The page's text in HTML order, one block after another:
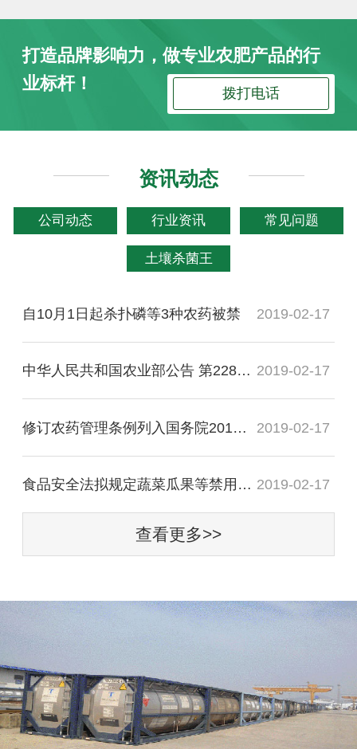
打造品牌影响力，做专业农肥产品的行
业标杆！
拨打电话
资讯动态
公司动态 行业资讯 常见问题
土壤杀菌王
自10月1日起杀扑磷等3种农药被禁 2019-02-17
中华人民共和国农业部公告 第2289号 2019-02-17
修订农药管理条例列入国务院2015年农药立法工作计划 2019-02-17
食品安全法拟规定蔬菜瓜果等禁用剧毒高毒农药 2019-02-17
查看更多>>